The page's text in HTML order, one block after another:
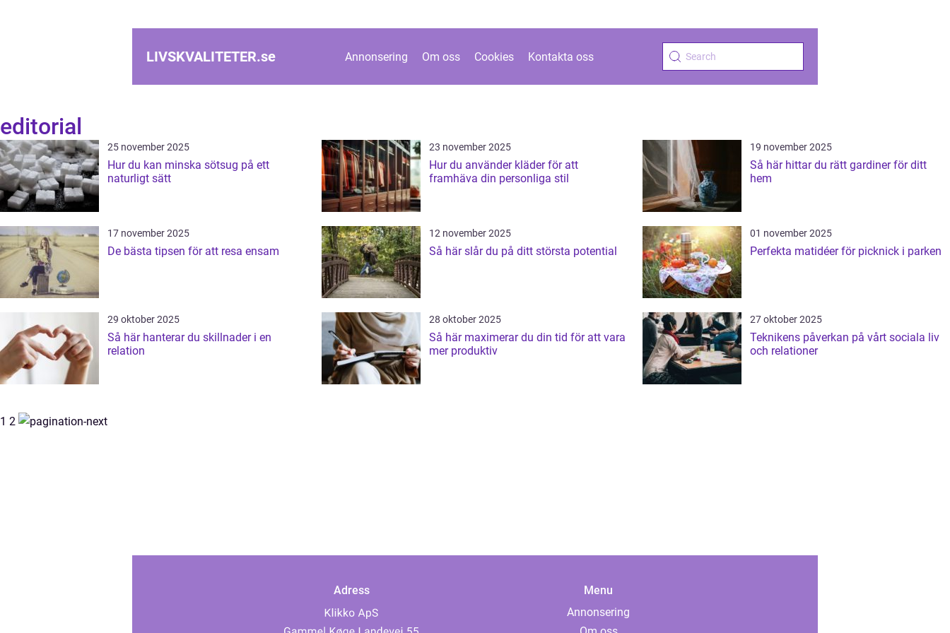
LIVSKVALITETER.se Annonsering Om oss Cookies Kontakta oss
editorial
25 november 2025
Hur du kan minska sötsug på ett
naturligt sätt
23 november 2025
Hur du använder kläder för att
framhäva din personliga stil
19 november 2025
Så här hittar du rätt gardiner för ditt
hem
17 november 2025
De bästa tipsen för att resa ensam
12 november 2025
Så här slår du på ditt största potential
01 november 2025
Perfekta matidéer för picknick i parken
29 oktober 2025
Så här hanterar du skillnader i en
relation
28 oktober 2025
Så här maximerar du din tid för att vara
mer produktiv
27 oktober 2025
Teknikens påverkan på vårt sociala liv
och relationer
1 2
Adress
Menu
Annonsering